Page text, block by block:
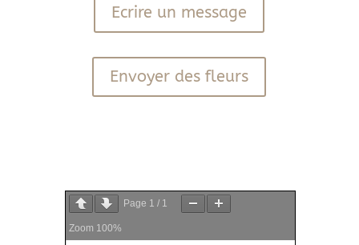
Ecrire un message
Envoyer des fleurs
Page 1 / 1
Zoom 100%